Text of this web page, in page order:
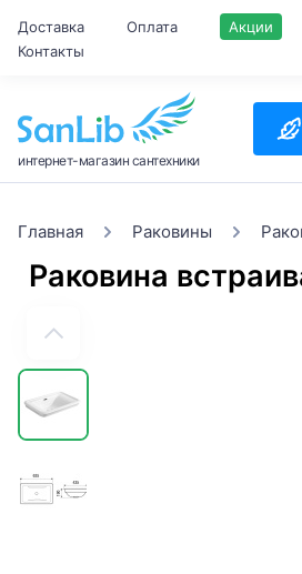
Доставка Оплата Акции
Контакты
интернет-магазин сантехники
Главная Раковины
Раковина